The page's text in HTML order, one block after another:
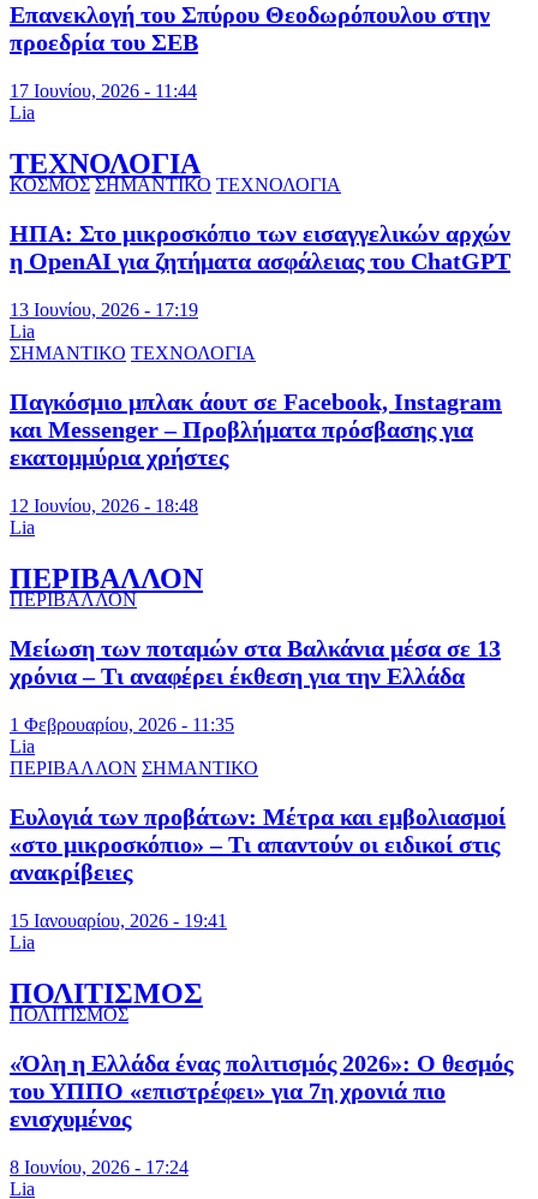
Επανεκλογή του Σπύρου Θεοδωρόπουλου στην
προεδρία του ΣΕΒ
17 Ιουνίου, 2026 - 11:44
Lia
ΤΕΧΝΟΛΟΓΙΑ
ΚΟΣΜΟΣ ΣΗΜΑΝΤΙΚΟ ΤΕΧΝΟΛΟΓΙΑ
ΗΠΑ: Στο μικροσκόπιο των εισαγγελικών αρχών
η OpenAI για ζητήματα ασφάλειας του ChatGPT
13 Ιουνίου, 2026 - 17:19
Lia
ΣΗΜΑΝΤΙΚΟ ΤΕΧΝΟΛΟΓΙΑ
Παγκόσμιο μπλακ άουτ σε Facebook, Instagram
και Messenger – Προβλήματα πρόσβασης για
εκατομμύρια χρήστες
12 Ιουνίου, 2026 - 18:48
Lia
ΠΕΡΙΒΑΛΛΟΝ
ΠΕΡΙΒΑΛΛΟΝ
Μείωση των ποταμών στα Βαλκάνια μέσα σε 13
χρόνια – Τι αναφέρει έκθεση για την Ελλάδα
1 Φεβρουαρίου, 2026 - 11:35
Lia
ΠΕΡΙΒΑΛΛΟΝ ΣΗΜΑΝΤΙΚΟ
Ευλογιά των προβάτων: Μέτρα και εμβολιασμοί
«στο μικροσκόπιο» – Τι απαντούν οι ειδικοί στις
ανακρίβειες
15 Ιανουαρίου, 2026 - 19:41
Lia
ΠΟΛΙΤΙΣΜΟΣ
ΠΟΛΙΤΙΣΜΟΣ
«Όλη η Ελλάδα ένας πολιτισμός 2026»: Ο θεσμός
του ΥΠΠΟ «επιστρέφει» για 7η χρονιά πιο
ενισχυμένος
8 Ιουνίου, 2026 - 17:24
Lia